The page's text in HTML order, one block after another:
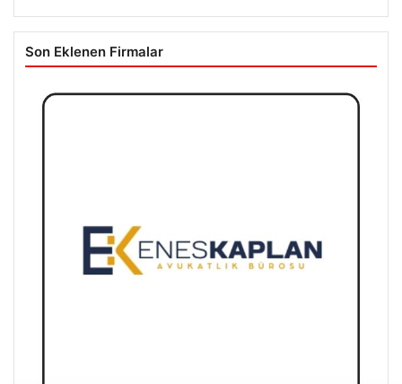
Son Eklenen Firmalar